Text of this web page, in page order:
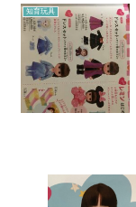
知育玩具